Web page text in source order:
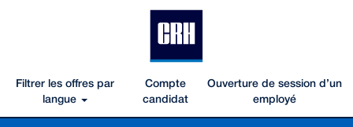
Filtrer les offres par
langue
Compte
candidat
Ouverture de session d’un
employé